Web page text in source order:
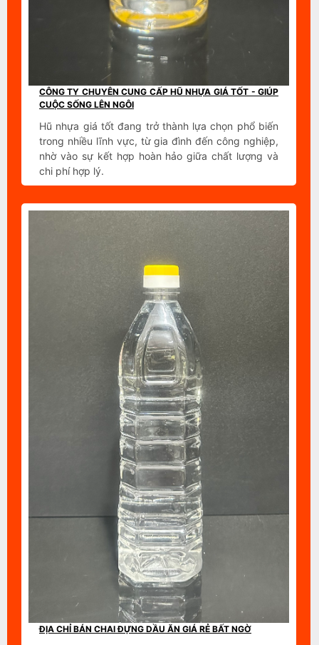
CÔNG TY CHUYÊN CUNG CẤP HŨ NHỰA GIÁ TỐT - GIÚP
CUỘC SỐNG LÊN NGÔI
Hũ nhựa giá tốt đang trở thành lựa chọn phổ biến
trong nhiều lĩnh vực, từ gia đình đến công nghiệp,
nhờ vào sự kết hợp hoàn hảo giữa chất lượng và
chi phí hợp lý.
ĐỊA CHỈ BÁN CHAI ĐỰNG DẦU ĂN GIÁ RẺ BẤT NGỜ